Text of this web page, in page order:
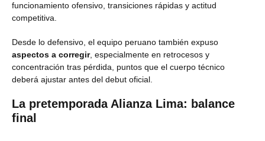
funcionamiento ofensivo, transiciones rápidas y actitud
competitiva.
Desde lo defensivo, el equipo peruano también expuso
aspectos a corregir, especialmente en retrocesos y
concentración tras pérdida, puntos que el cuerpo técnico
deberá ajustar antes del debut oficial.
La pretemporada Alianza Lima: balance
final